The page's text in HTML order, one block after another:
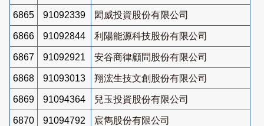
6865 91092339 閎威投資股份有限公司
6866 91092844 利陽能源科技股份有限公司
6867 91092921 安谷商律顧問股份有限公司
6868 91093013 翔浤生技文創股份有限公司
6869 91094364 兒玉投資股份有限公司
6870 91094792 宸雋股份有限公司